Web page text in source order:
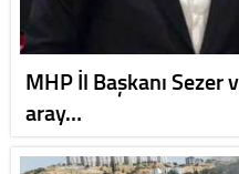
MHP İl Başkanı Sezer
aray…